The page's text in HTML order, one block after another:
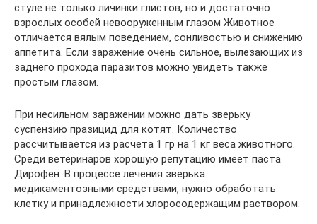
стуле не только личинки глистов, но и достаточно
взрослых особей невооруженным глазом Животное
отличается вялым поведением, сонливостью и снижению
аппетита. Если заражение очень сильное, вылезающих из
заднего прохода паразитов можно увидеть также
простым глазом.
При несильном заражении можно дать зверьку
суспензию празицид для котят. Количество
рассчитывается из расчета 1 гр на 1 кг веса животного.
Среди ветеринаров хорошую репутацию имеет паста
Дирофен. В процессе лечения зверька
медикаментозными средствами, нужно обработать
клетку и принадлежности хлоросодержащим раствором.